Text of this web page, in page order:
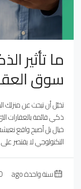
ما تأثير
سوق
تخيّل أن تبحث عن
ذكي قائمة بالعقارات
خيال بل أصبح واقع
التكنولوجي لا يقتصر
سنة واحدة ago